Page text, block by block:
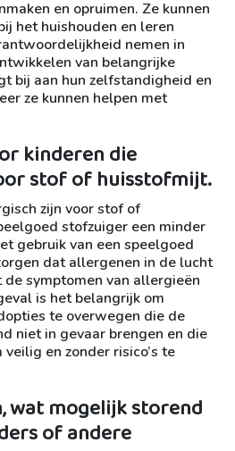
en opruimen. Ze kunnen
het huishouden en leren
nemen in
van belangrijke
bij aan hun zelfstandigheid en
ze kunnen helpen met
kinderen die
stof of huisstofmijt.
zijn voor stof of
stofzuiger een minder
gebruik van een speelgoed
dat allergenen in de lucht
symptomen van allergieën
is het belangrijk om
te overwegen die de
niet in gevaar brengen en die
en zonder risico’s te
wat mogelijk storend
of andere